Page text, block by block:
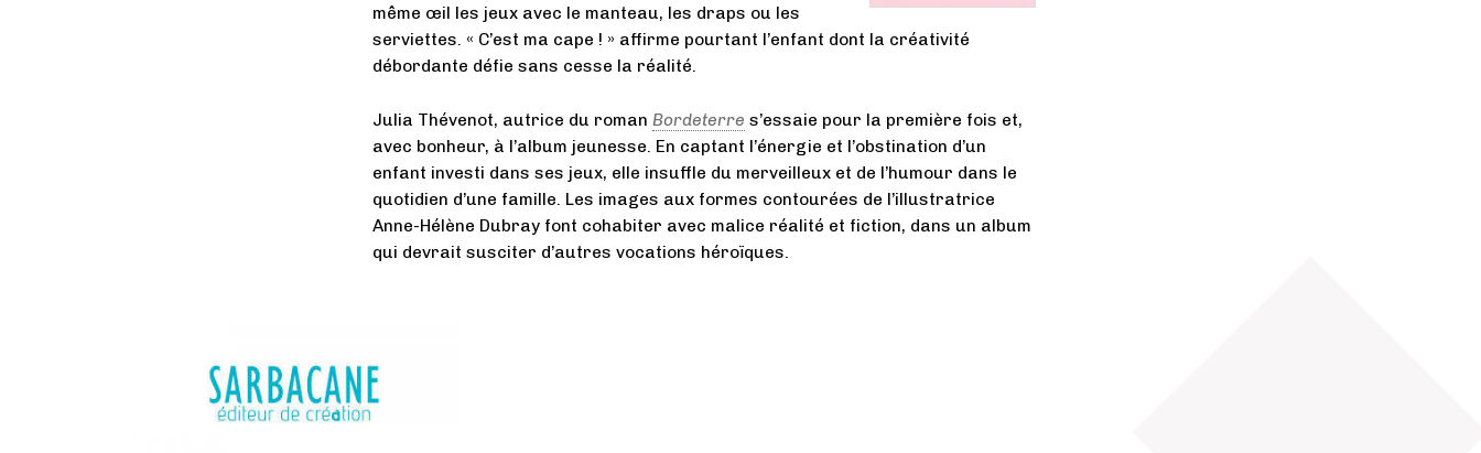
même œil les jeux avec le manteau, les draps ou les
serviettes. « C’est ma cape ! » affirme pourtant l’enfant dont la créativité
débordante défie sans cesse la réalité.
Julia Thévenot, autrice du roman Bordeterre s’essaie pour la première fois et,
avec bonheur, à l’album jeunesse. En captant l’énergie et l’obstination d’un
enfant investi dans ses jeux, elle insuffle du merveilleux et de l’humour dans le
quotidien d’une famille. Les images aux formes contourées de l’illustratrice
Anne-Hélène Dubray font cohabiter avec malice réalité et fiction, dans un album
qui devrait susciter d’autres vocations héroïques.